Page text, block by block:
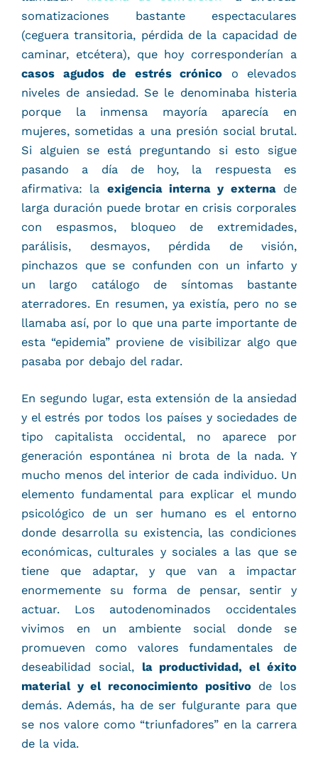
somatizaciones bastante espectaculares
(ceguera transitoria, pérdida de la capacidad de
caminar, etcétera), que hoy corresponderían a
casos agudos de estrés crónico o elevados
niveles de ansiedad. Se le denominaba histeria
porque la inmensa mayoría aparecía en
mujeres, sometidas a una presión social brutal.
Si alguien se está preguntando si esto sigue
pasando a día de hoy, la respuesta es
afirmativa: la exigencia interna y externade
larga duración puede brotar en crisis corporales
con espasmos, bloqueo de extremidades,
parálisis, desmayos, pérdida de visión,
pinchazos que se confunden con un infarto y
un largo catálogo de síntomas bastante
aterradores. En resumen, ya existía, pero no se
llamaba así, por lo que una parte importante de
esta “epidemia” proviene de visibilizar algo que
pasaba por debajo del radar.
En segundo lugar, esta extensión de la ansiedad
y el estrés por todos los países y sociedades de
tipo capitalista occidental, no aparece por
generación espontánea ni brota de la nada. Y
mucho menos del interior de cada individuo. Un
elemento fundamental para explicar el mundo
psicológico de un ser humano es el entorno
donde desarrolla su existencia, las condiciones
económicas, culturales y sociales a las que se
tiene que adaptar, y que van a impactar
enormemente su forma de pensar, sentir y
actuar. Los autodenominados occidentales
vivimos en un ambiente social donde se
promueven como valores fundamentales de
deseabilidad social, la productividad, el éxito
material y el reconocimiento positivode los
demás. Además, ha de ser fulgurante para que
se nos valore como “triunfadores” en la carrera
de la vida.